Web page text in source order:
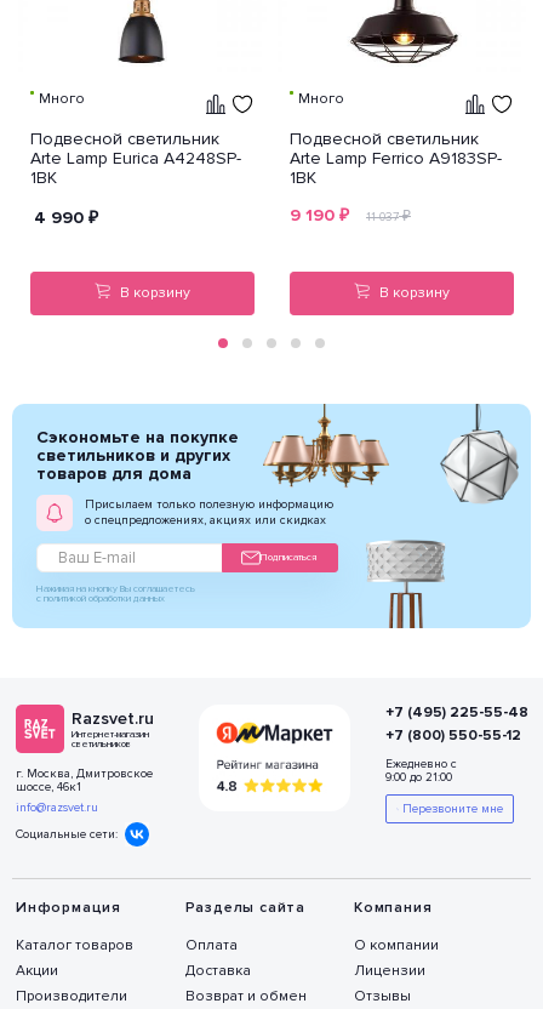
Много
Подвесной светильник
Arte Lamp Eurica A4248SP-
1BK
4 990 ₽
В корзину
Много
Подвесной светильник
Arte Lamp Ferrico A9183SP-
1BK
9 190 ₽ 11 037₽
В корзину
Сэкономьте на покупке
светильников и других
товаров для дома
Присылаем только полезную информацию
о спецпредложениях, акциях или скидках
Подписаться
Нажимая на кнопку Вы соглашаетесь
с политикой обработки данных
Razsvet.ru
Интернет-магазин
светильников
г. Москва, Дмитровское
шоссе, 46к1
info@razsvet.ru
Социальные сети:
Информация
Каталог товаров
Акции
Производители
Разделы сайта
Оплата
Доставка
Возврат и обмен
Компания
О компании
Лицензии
Отзывы
+7 (495) 225-55-48
+7 (800) 550-55-12
Ежедневно с
9:00 до 21:00
Перезвоните мне